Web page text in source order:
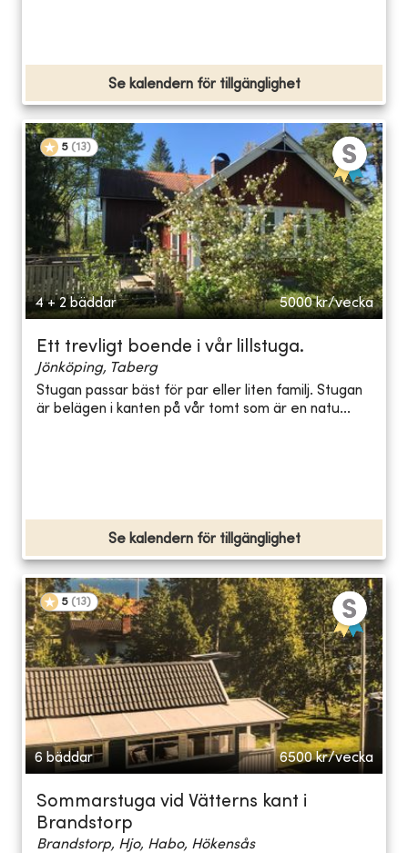
Se kalendern för tillgänglighet
5 (13)
4 + 2 bäddar 5000 kr/vecka
Ett trevligt boende i vår lillstuga.
Jönköping, Taberg
Stugan passar bäst för par eller liten familj. Stugan
är belägen i kanten på vår tomt som är en natu...
Se kalendern för tillgänglighet
5 (13)
6 bäddar 6500 kr/vecka
Sommarstuga vid Vätterns kant i
Brandstorp
Brandstorp, Hjo, Habo, Hökensås